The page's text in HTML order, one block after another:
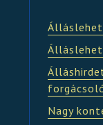
Nagy